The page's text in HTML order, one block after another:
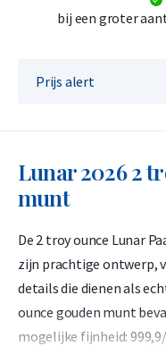
bij een groter
Prijs alert
Lunar 2026 2
munt
De 2 troy ounce Lunar
zijn prachtige ontwerp,
details die dienen als
ounce gouden munt
mogelijke fijnheid: